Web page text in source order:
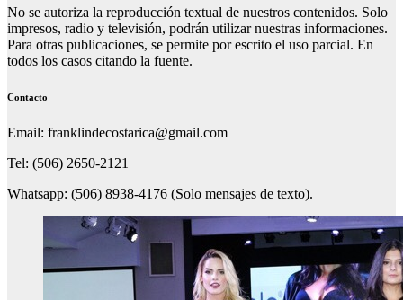
No se autoriza la reproducción textual de nuestros contenidos. Solo
impresos, radio y televisión, podrán utilizar nuestras informaciones.
Para otras publicaciones, se permite por escrito el uso parcial. En
todos los casos citando la fuente.
Contacto
Email: franklindecostarica@gmail.com
Tel: (506) 2650-2121
Whatsapp: (506) 8938-4176 (Solo mensajes de texto).